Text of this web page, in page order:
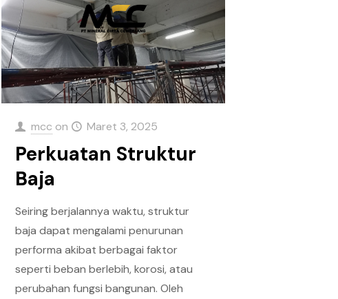
mcc on Maret 3, 2025
Perkuatan Struktur
Baja
Seiring berjalannya waktu, struktur
baja dapat mengalami penurunan
performa akibat berbagai faktor
seperti beban berlebih, korosi, atau
perubahan fungsi bangunan. Oleh